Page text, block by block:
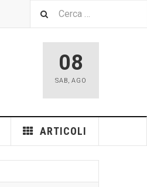
08
SAB, AGO
ARTICOLI